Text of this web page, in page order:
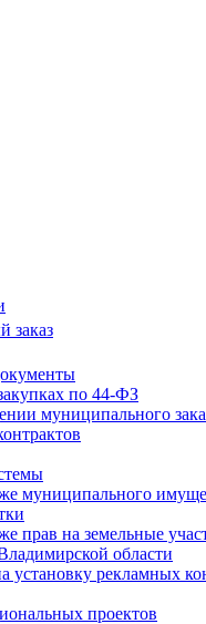
заказ
по 44-ФЗ
муниципального
муниципального
прав на земельные
области
установку рекламных
проектов